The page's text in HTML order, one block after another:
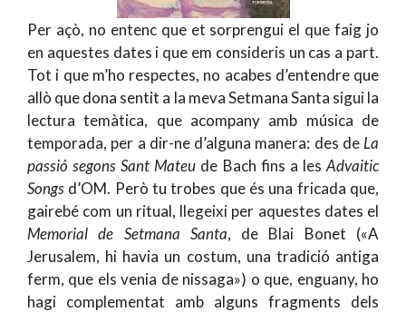
Per açò, no entenc que et sorprengui el que faig jo
en aquestes dates i que em consideris un cas a part.
Tot i que m’ho respectes, no acabes d’entendre que
allò que dona sentit a la meva Setmana Santa sigui la
lectura temàtica, que acompany amb música de
temporada, per a dir-ne d’alguna manera: des de La
passió segons Sant Mateu de Bach fins a les Advaitic
Songs d’OM. Però tu trobes que és una fricada que,
gairebé com un ritual, llegeixi per aquestes dates el
Memorial de Setmana Santa, de Blai Bonet («A
Jerusalem, hi havia un costum, una tradició antiga
ferm, que els venia de nissaga») o que, enguany, ho
hagi complementat amb alguns fragments dels